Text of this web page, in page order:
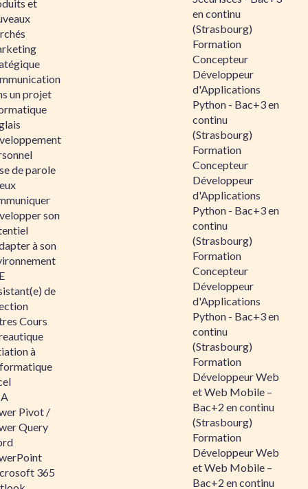
et
un projet
de parole
son
à son
de
Cours
à
Pivot /
Query
365
en continu
(Strasbourg)
Formation
Concepteur
Développeur
d'Applications
Python - Bac+3 en
continu
(Strasbourg)
Formation
Concepteur
Développeur
d'Applications
Python - Bac+3 en
continu
(Strasbourg)
Formation
Concepteur
Développeur
d'Applications
Python - Bac+3 en
continu
(Strasbourg)
Formation
Développeur Web
et Web Mobile –
Bac+2 en continu
(Strasbourg)
Formation
Développeur Web
et Web Mobile –
Bac+2 en continu